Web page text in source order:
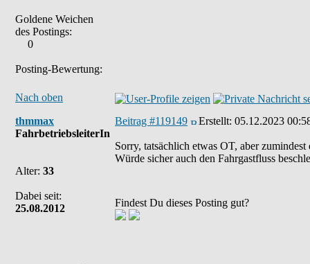
Goldene Weichen
des Postings:
0
Posting-Bewertung:
Nach oben
thmmax
FahrbetriebsleiterIn
Alter: 33
Dabei seit:
25.08.2012
Beitrag #119149 Erstellt: 05.12.2023
Sorry, tatsächlich etwas OT, aber
Würde sicher auch den Fahrgastfluss
Findest Du dieses Posting gut?